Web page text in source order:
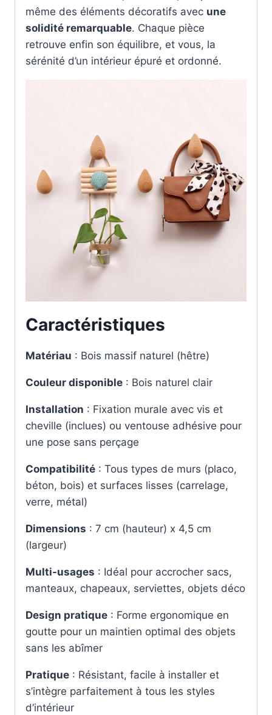
même des éléments décoratifs avec une
solidité remarquable. Chaque pièce
retrouve enfin son équilibre, et vous, la
sérénité d’un intérieur épuré et ordonné.
Caractéristiques
Matériau : Bois massif naturel (hêtre)
Couleur disponible : Bois naturel clair
Installation : Fixation murale avec vis et
cheville (inclues) ou ventouse adhésive pour
une pose sans perçage
Compatibilité : Tous types de murs (placo,
béton, bois) et surfaces lisses (carrelage,
verre, métal)
Dimensions : 7 cm (hauteur) x 4,5 cm
(largeur)
Multi-usages : Idéal pour accrocher sacs,
manteaux, chapeaux, serviettes, objets déco
Design pratique : Forme ergonomique en
goutte pour un maintien optimal des objets
sans les abîmer
Pratique : Résistant, facile à installer et
s’intègre parfaitement à tous les styles
d’intérieur